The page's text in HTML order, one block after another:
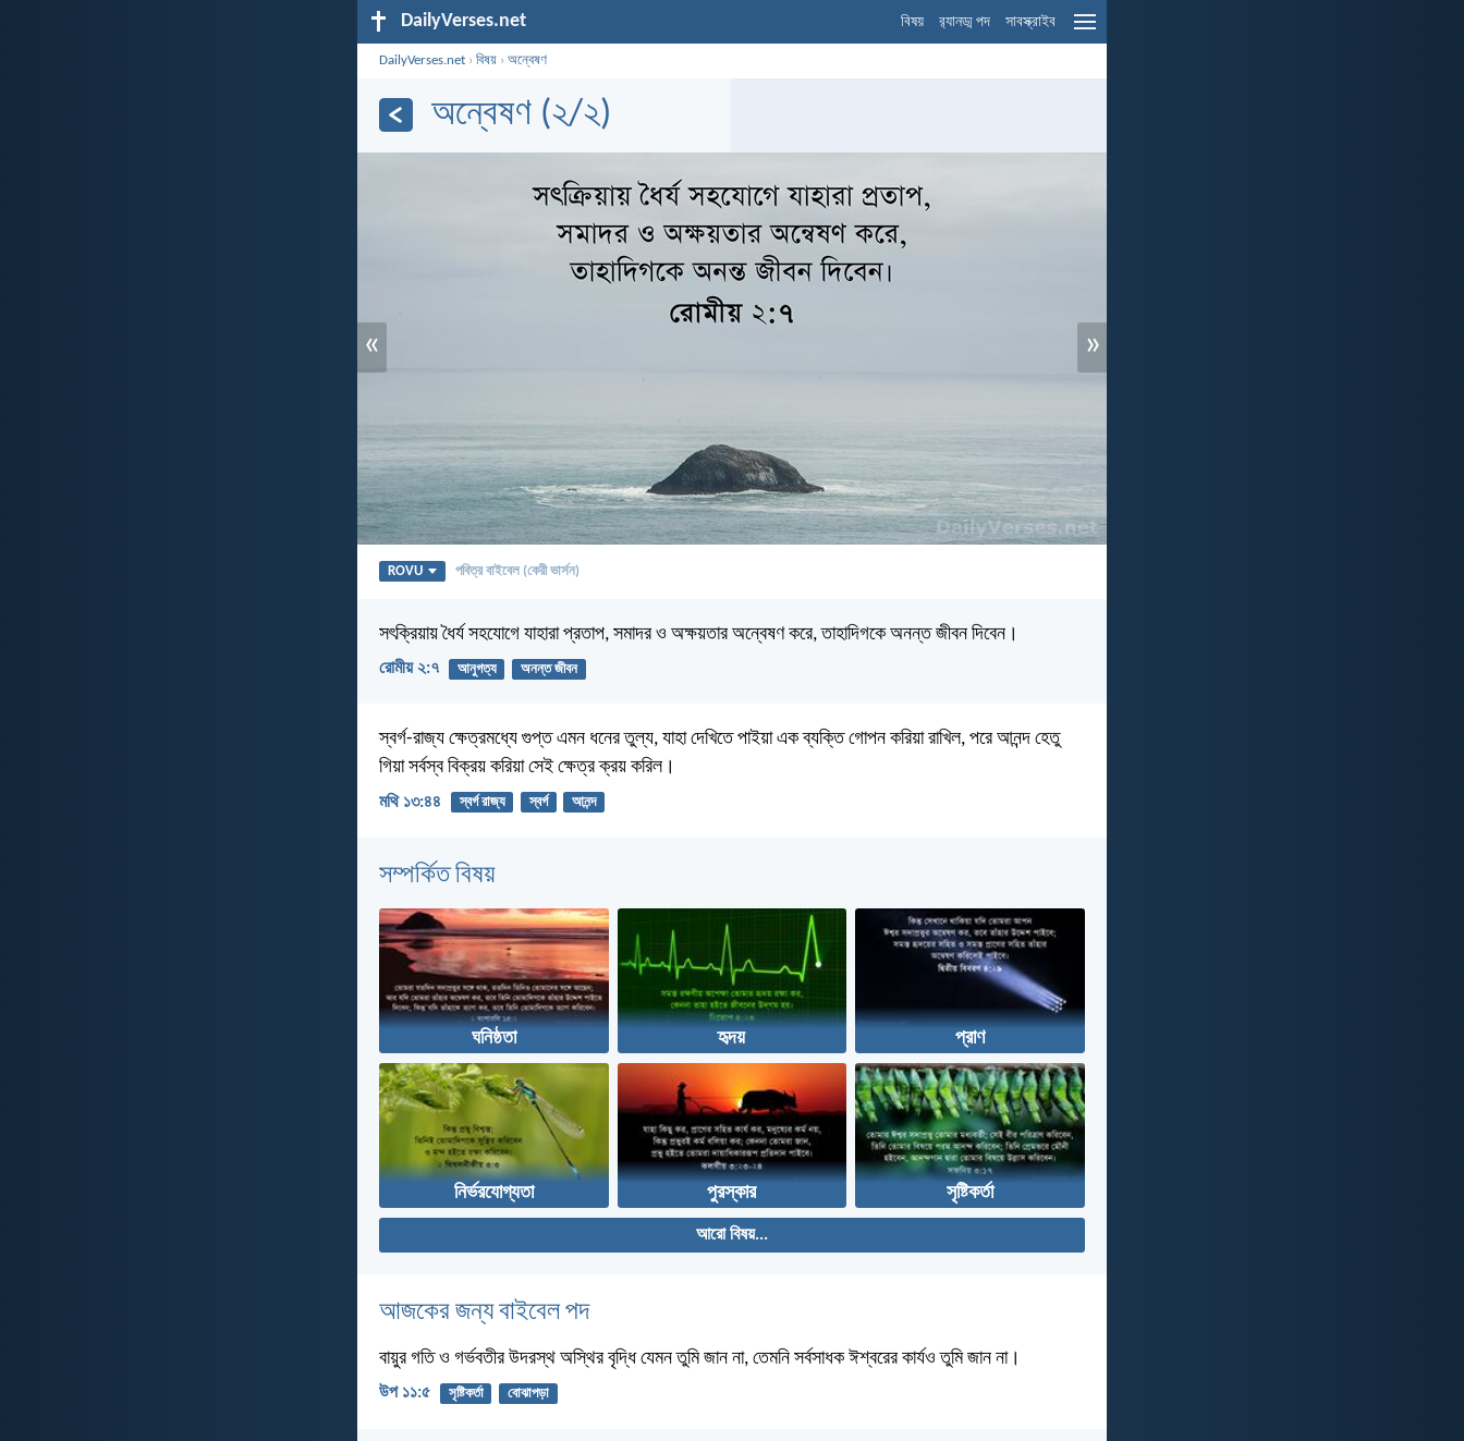
DailyVerses.net বিষয় র‌্যানড্ম পদ সাবস্ক্রাইব
DailyVerses.net ›বিষয় ›অন্বেষণ
অন্বেষণ (২/২)
« »
ROVU পবিত্র বাইবেল (কেরী ভার্সন)
সৎক্রিয়ায় ধৈর্য সহযোগে যাহারা প্রতাপ, সমাদর ও অক্ষয়তার অন্বেষণ করে, তাহাদিগকে অনন্ত জীবন দিবেন।
রোমীয় ২:৭ আনুগত্য অনন্ত জীবন
স্বর্গ-রাজ্য ক্ষেত্রমধ্যে গুপ্ত এমন ধনের তুল্য, যাহা দেখিতে পাইয়া এক ব্যক্তি গোপন করিয়া রাখিল, পরে আনন্দ হেতু
গিয়া সর্বস্ব বিক্রয় করিয়া সেই ক্ষেত্র ক্রয় করিল।
মথি ১৩:৪৪ স্বর্গ রাজ্য স্বর্গ আনন্দ
সম্পর্কিত বিষয়
ঘনিষ্ঠতা হৃদয় প্রাণ
নির্ভরযোগ্যতা পুরস্কার সৃষ্টিকর্তা
আরো বিষয়...
আজকের জন্য বাইবেল পদ
বায়ুর গতি ও গর্ভবতীর উদরস্থ অস্থির বৃদ্ধি যেমন তুমি জান না, তেমনি সর্বসাধক ঈশ্বরের কার্যও তুমি জান না।
উপ ১১:৫ সৃষ্টিকর্তা বোঝাপড়া